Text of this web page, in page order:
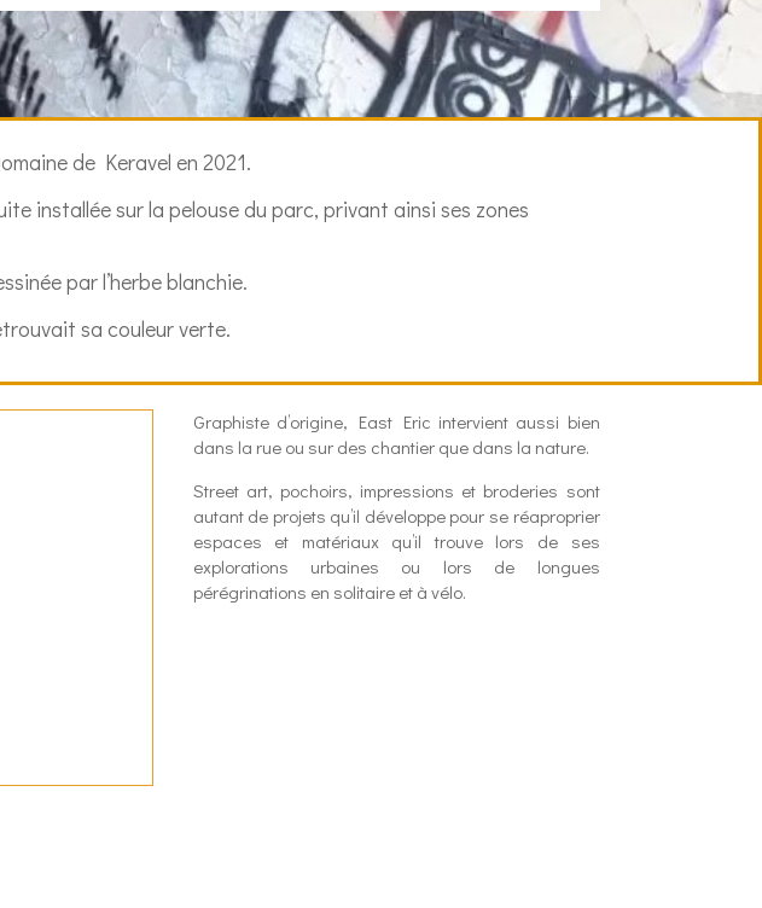
de Keravel en 2021.
installée sur la pelouse du parc, privant ainsi ses zones
par l’herbe blanchie.
sa couleur verte.
Graphiste d’origine, East Eric intervient aussi bien
dans la rue ou sur des chantier que dans la nature.
Street art, pochoirs, impressions et broderies sont
autant de projets qu’il développe pour se réaproprier
espaces et matériaux qu’il trouve lors de ses
explorations urbaines ou lors de longues
pérégrinations en solitaire et à vélo.